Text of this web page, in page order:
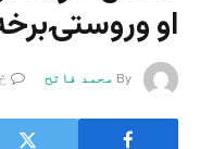
او
By محمد فاتح